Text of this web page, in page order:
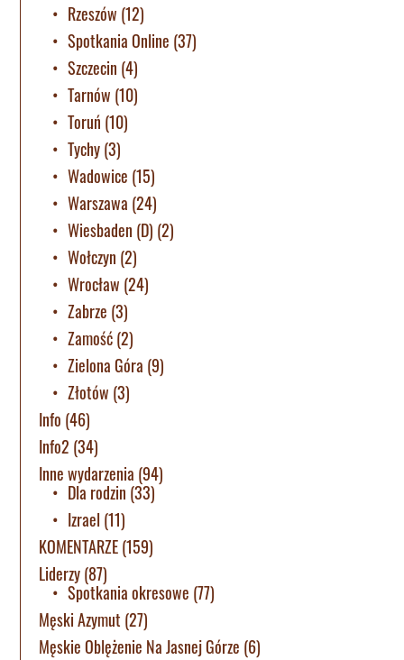
Rzeszów (12)
Spotkania Online (37)
Szczecin (4)
Tarnów (10)
Toruń (10)
Tychy(3)
Wadowice (15)
Warszawa (24)
Wiesbaden (D) (2)
Wołczyn (2)
Wrocław (24)
Zabrze (3)
Zamość(2)
Zielona Góra (9)
Złotów (3)
Info (46)
Info2 (34)
Inne wydarzenia (94)
Dla rodzin (33)
Izrael (11)
KOMENTARZE(159)
Liderzy(87)
Spotkania okresowe (77)
Męski Azymut (27)
Męskie Oblężenie Na Jasnej Górze (6)